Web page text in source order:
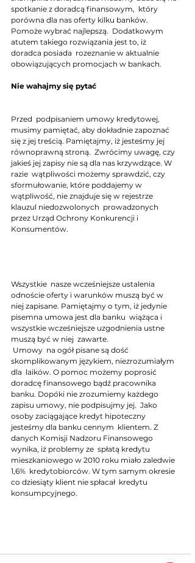
spotkanie z doradcą finansowym,  który
porówna dla nas oferty kilku banków.
Pomoże wybrać najlepszą.  Dodatkowym
atutem takiego rozwiązania jest to, iż
doradca posiada  rozeznanie w aktualnie
obowiązujących promocjach w bankach.
Nie wahajmy się pytać
Przed  podpisaniem umowy kredytowej,
musimy pamiętać, aby dokładnie zapoznać
się z jej treścią. Pamiętajmy, iż jesteśmy jej
równoprawną stroną.  Zwrócimy uwagę, czy
jakieś jej zapisy nie są dla nas krzywdzące. W
razie  wątpliwości możemy sprawdzić, czy
sformułowanie, które poddajemy w
wątpliwość, nie znajduje się w rejestrze
klauzul niedozwolonych  prowadzonych
przez Urząd Ochrony Konkurencji i
Konsumentów.
Wszystkie  nasze wcześniejsze ustalenia
odnoście oferty i warunków muszą być w
niej zapisane. Pamiętajmy o tym, iż jedynie
pisemna umowa jest dla banku  wiążąca i
wszystkie wcześniejsze uzgodnienia ustne
muszą być w niej  zawarte.
skomplikowanym językiem, niezrozumiałym
dla  laików. O pomoc możemy poprosić
doradcę finansowego bądź pracownika
banku. Dopóki nie zrozumiemy każdego
zapisu umowy, nie podpisujmy jej.  Jako
osoby zaciągające kredyt hipoteczny
jesteśmy dla banku cennym  klientem. Z
danych Komisji Nadzoru Finansowego
wynika, iż problemy ze  spłatą kredytu
mieszkaniowego w 2010 roku miało zaledwie
1,6%  kredytobiorców. W tym samym okresie
co dziesiąty klient nie spłacał  kredytu
konsumpcyjnego.